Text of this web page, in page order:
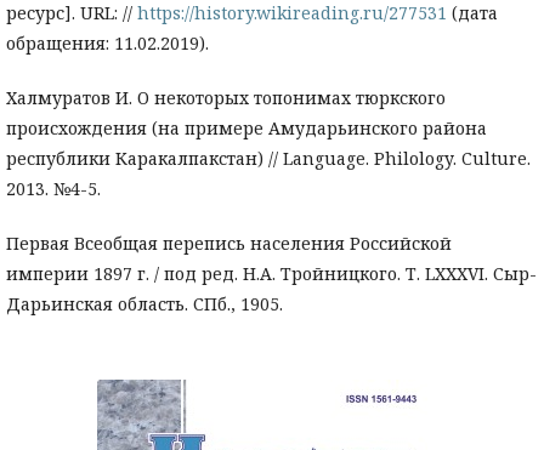
ресурс]. URL: // https://history.wikireading.ru/277531 (дата
обращения: 11.02.2019).
Халмуратов И. О некоторых топонимах тюркского
происхождения (на примере Амударьинского района
республики Каракалпакстан) // Language. Philology. Culture.
2013. №4-5.
Первая Всеобщая перепись населения Российской
империи 1897 г. / под ред. Н.А. Тройницкого. Т. LXXXVI. Сыр-
Дарьинская область. СПб., 1905.